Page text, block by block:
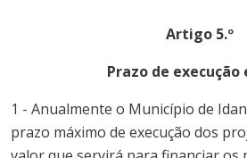
Artigo 5.º
Prazo de execução
1 - Anualmente o Município de
prazo máximo de execução dos